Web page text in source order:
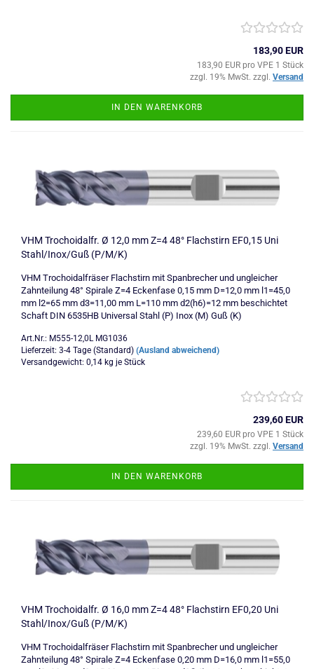
183,90 EUR
183,90 EUR pro VPE 1 Stück
zzgl. 19% MwSt. zzgl. Versand
IN DEN WARENKORB
VHM Trochoidalfr. Ø 12,0 mm Z=4 48° Flachstirn EF0,15 Uni
Stahl/Inox/Guß (P/M/K)
VHM Trochoidalfräser Flachstirn mit Spanbrecher und ungleicher
Zahnteilung 48° Spirale Z=4 Eckenfase 0,15 mm D=12,0 mm l1=45,0
mm l2=65 mm d3=11,00 mm L=110 mm d2(h6)=12 mm beschichtet
Schaft DIN 6535HB Universal Stahl (P) Inox (M) Guß (K)
Art.Nr.: M555-12,0L MG1036
Lieferzeit: 3-4 Tage (Standard) (Ausland abweichend)
Versandgewicht: 0,14 kg je Stück
239,60 EUR
239,60 EUR pro VPE 1 Stück
zzgl. 19% MwSt. zzgl. Versand
IN DEN WARENKORB
VHM Trochoidalfr. Ø 16,0 mm Z=4 48° Flachstirn EF0,20 Uni
Stahl/Inox/Guß (P/M/K)
VHM Trochoidalfräser Flachstirn mit Spanbrecher und ungleicher
Zahnteilung 48° Spirale Z=4 Eckenfase 0,20 mm D=16,0 mm l1=55,0